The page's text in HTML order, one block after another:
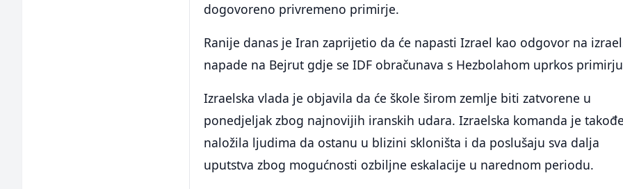
dogovoreno privremeno primirje.
Ranije danas je Iran zaprijetio da će napasti Izrael kao odgovor na
napade na Bejrut gdje se IDF obračunava s Hezbolahom uprkos
Izraelska vlada je objavila da će škole širom zemlje biti zatvorene u
ponedjeljak zbog najnovijih iranskih udara. Izraelska komanda je
naložila ljudima da ostanu u blizini skloništa i da poslušaju sva dalja
uputstva zbog mogućnosti ozbiljne eskalacije u narednom periodu.